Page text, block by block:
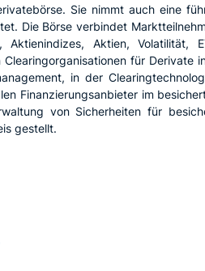
Sie nimmt auch eine
Die Börse verbindet
Aktien, Volatilität,
für Derivate
in der
Finanzierungsanbieter im
von Sicherheiten für
gestellt.